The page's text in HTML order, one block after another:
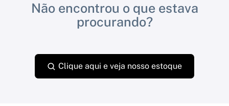
Não encontrou o que estava
procurando?
Clique aqui e veja nosso estoque